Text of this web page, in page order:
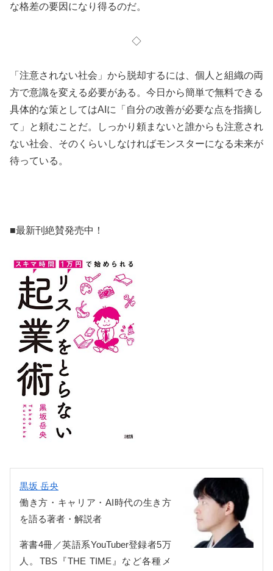
な格差の要因になり得るのだ。
◇
「注意されない社会」から脱却するには、個人と組織の両
方で意識を変える必要がある。今日から簡単で無料できる
具体的な策としてはAIに「自分の改善が必要な点を指摘し
て」と頼むことだ。しっかり頼まないと誰からも注意され
ない社会、そのくらいしなければモンスターになる未来が
待っている。
■最新刊絶賛発売中！
黒坂 岳央
働き方・キャリア・AI時代の生き方
を語る著者・解説者
著書4冊／英語系YouTuber登録者5万
人。TBS『THE TIME』など各種メ